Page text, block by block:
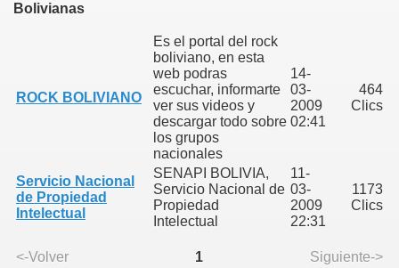
Bolivianas
ROCK BOLIVIANO
Es el portal del rock
boliviano, en esta
web podras
escuchar, informarte
ver sus videos y
descargar todo sobre
los grupos
nacionales
14-
03-
2009
02:41
464
Clics
Servicio Nacional
de Propiedad
Intelectual
SENAPI BOLIVIA,
Servicio Nacional de
Propiedad
Intelectual
11-
03-
2009
22:31
1173
Clics
<-Volver 1 Siguiente->